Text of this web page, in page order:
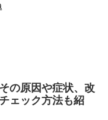
の原因や症状、改
ェック方法も紹